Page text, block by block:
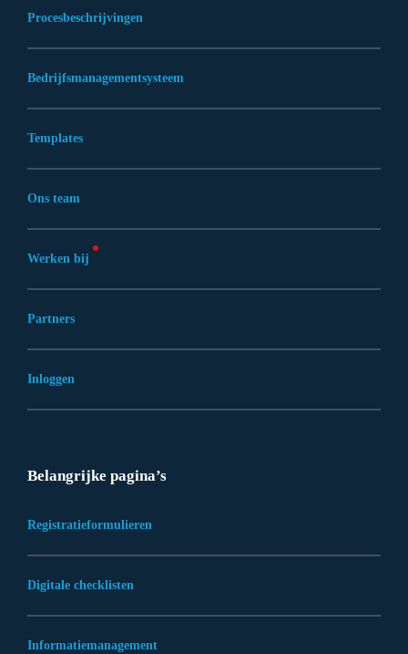
Procesbeschrijvingen
Bedrijfsmanagementsysteem
Templates
Ons team
Werken bij
Partners
Inloggen
Belangrijke pagina’s
Registratieformulieren
Digitale checklisten
Informatiemanagement